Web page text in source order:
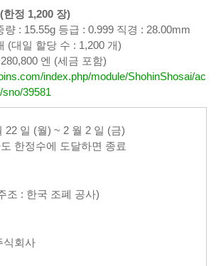
정 1,200 장)
량 : 15.55g 등급 : 0.999 직경 : 28.00mm
(대일 할당 수 : 1,200 개)
엔 (세금 포함)
index.php/module/ShohinShosai/ac
39581
22 일 (월) ~ 2 월 2 일 (금)
한정수에 도달하면 종료
조 : 한국 조폐 공사)
식회사